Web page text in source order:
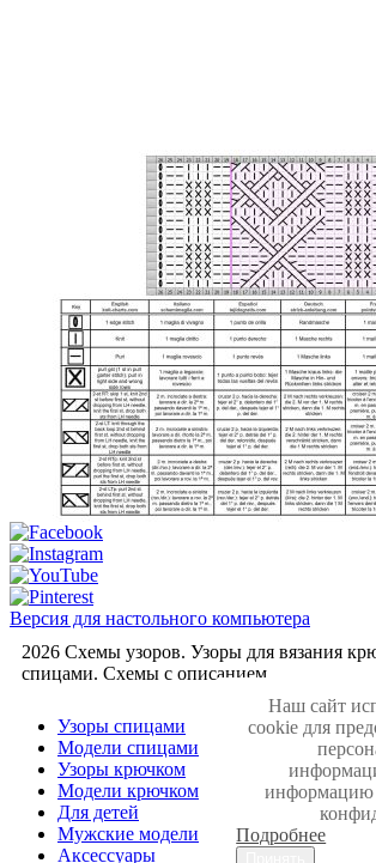
Версия для настольного компьютера
2026 Схемы узоров. Узоры для вязания
спицами. Cхемы с описанием.
Узоры спицами
Модели спицами
Узоры крючком
Модели крючком
Для детей
Мужские модели
Аксессуары
Наш сайт
cookie для
информацию
Подробнее